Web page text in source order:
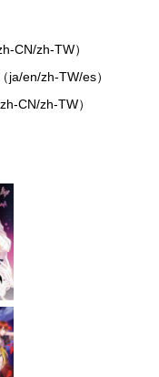
CN/zh-TW）
ja/en/zh-TW/es）
CN/zh-TW）